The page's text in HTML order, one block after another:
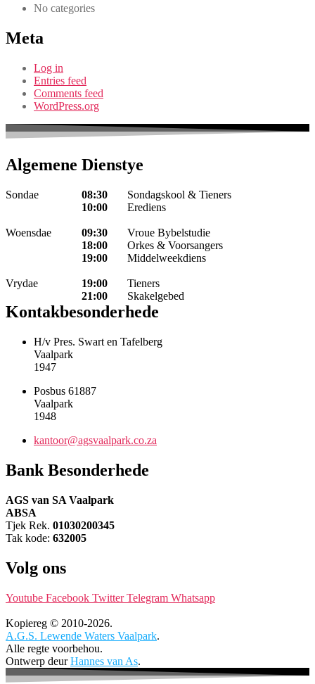
No categories
Meta
Log in
Entries feed
Comments feed
WordPress.org
Algemene Dienstye
Sondae
Woensdae
Vrydae
08:30
10:00
09:30
18:00
19:00
19:00
21:00
Sondagskool & Tieners
Erediens
Vroue Bybelstudie
Orkes & Voorsangers
Middelweekdiens
Tieners
Skakelgebed
Kontakbesonderhede
H/v Pres. Swart en Tafelberg
Vaalpark
1947
Posbus 61887
Vaalpark
1948
kantoor@agsvaalpark.co.za
Bank Besonderhede
AGS van SA Vaalpark
ABSA
Tjek Rek. 01030200345
Tak kode: 632005
Volg ons
Youtube Facebook Twitter Telegram Whatsapp
Kopiereg © 2010-2026.
A.G.S. Lewende Waters Vaalpark.
Alle regte voorbehou.
Ontwerp deurHannes van As.